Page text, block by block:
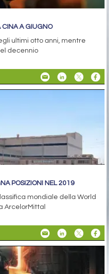
CINA A GIUGNO
ultimi otto anni, mentre
decennio
POSIZIONI NEL 2019
mondiale della World
ArcelorMittal